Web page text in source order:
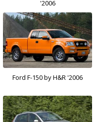
'2006
Ford F-150 by H&R '2006